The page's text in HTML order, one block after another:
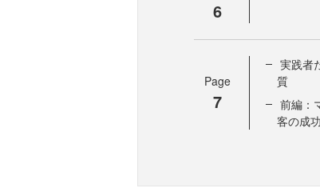
6
Page
7
実践者
質
前編：
客の成